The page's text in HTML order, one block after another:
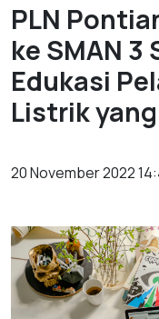
PLN
ke SMAN 3
Edukasi
Listrik
20 November 2022